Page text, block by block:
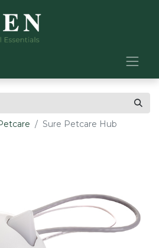
Sure Petcare Hub